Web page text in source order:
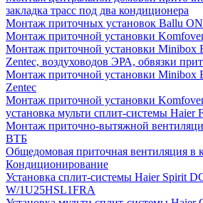
закладка трасс под два кондиционера
Монтаж приточных установок Ballu
Монтаж приточной установки
Монтаж приточной установки Minibox
Zentec, воздуховодов ЭРА, обвязки
Монтаж приточной установки Minibox
Zentec
Монтаж приточной установки
установка мульти сплит-системы Haier
Монтаж приточно-вытяжной
ВТБ
Общедомовая приточная вентиляция в
Кондиционирование
Установка сплит-системы Haier Spirit
W/1U25HSL1FRA